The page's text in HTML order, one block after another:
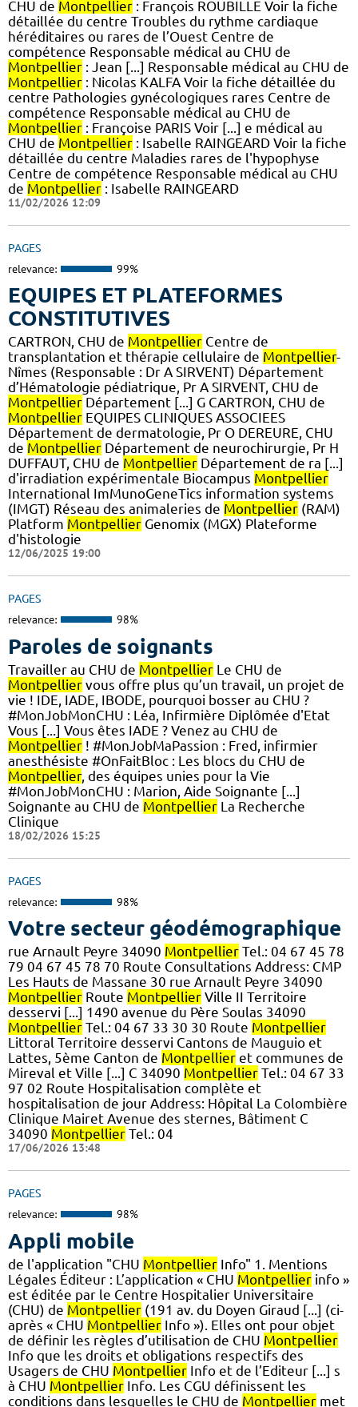
CHU de Montpellier : François ROUBILLE Voir la fiche
détaillée du centre Troubles du rythme cardiaque
héréditaires ou rares de l’Ouest Centre de
compétence Responsable médical au CHU de
Montpellier : Jean [...] Responsable médical au CHU de
Montpellier : Nicolas KALFA Voir la fiche détaillée du
centre Pathologies gynécologiques rares Centre de
compétence Responsable médical au CHU de
Montpellier : Françoise PARIS Voir [...] e médical au
CHU de Montpellier : Isabelle RAINGEARD Voir la fiche
détaillée du centre Maladies rares de l'hypophyse
Centre de compétence Responsable médical au CHU
de Montpellier : Isabelle RAINGEARD
11/02/2026 12:09
PAGES
relevance: 99%
EQUIPES ET PLATEFORMES
CONSTITUTIVES
CARTRON, CHU de Montpellier Centre de
transplantation et thérapie cellulaire de Montpellier-
Nîmes (Responsable : Dr A SIRVENT) Département
d’Hématologie pédiatrique, Pr A SIRVENT, CHU de
Montpellier Département [...] G CARTRON, CHU de
Montpellier EQUIPES CLINIQUES ASSOCIEES
Département de dermatologie, Pr O DEREURE, CHU
de Montpellier Département de neurochirurgie, Pr H
DUFFAUT, CHU de Montpellier Département de ra [...]
d'irradiation expérimentale Biocampus Montpellier
International ImMunoGeneTics information systems
(IMGT) Réseau des animaleries de Montpellier (RAM)
Platform Montpellier Genomix (MGX) Plateforme
d'histologie
12/06/2025 19:00
PAGES
relevance: 98%
Paroles de soignants
Travailler au CHU de Montpellier Le CHU de
Montpellier vous offre plus qu’un travail, un projet de
vie ! IDE, IADE, IBODE, pourquoi bosser au CHU ?
#MonJobMonCHU : Léa, Infirmière Diplômée d'Etat
Vous [...] Vous êtes IADE ? Venez au CHU de
Montpellier ! #MonJobMaPassion : Fred, infirmier
anesthésiste #OnFaitBloc : Les blocs du CHU de
Montpellier, des équipes unies pour la Vie
#MonJobMonCHU : Marion, Aide Soignante [...]
Soignante au CHU de Montpellier La Recherche
Clinique
18/02/2026 15:25
PAGES
relevance: 98%
Votre secteur géodémographique
rue Arnault Peyre 34090 Montpellier Tel.: 04 67 45 78
79 04 67 45 78 70 Route Consultations Address: CMP
Les Hauts de Massane 30 rue Arnault Peyre 34090
Montpellier Route Montpellier Ville II Territoire
desservi [...] 1490 avenue du Père Soulas 34090
Montpellier Tel.: 04 67 33 30 30 Route Montpellier
Littoral Territoire desservi Cantons de Mauguio et
Lattes, 5ème Canton de Montpellier et communes de
Mireval et Ville [...] C 34090 Montpellier Tel.: 04 67 33
97 02 Route Hospitalisation complète et
hospitalisation de jour Address: Hôpital La Colombière
Clinique Mairet Avenue des sternes, Bâtiment C
34090 Montpellier Tel.: 04
17/06/2026 13:48
PAGES
relevance: 98%
Appli mobile
de l'application "CHU Montpellier Info" 1. Mentions
Légales Éditeur : L’application « CHU Montpellier info »
est éditée par le Centre Hospitalier Universitaire
(CHU) de Montpellier (191 av. du Doyen Giraud [...] (ci-
après « CHU Montpellier Info »). Elles ont pour objet
de définir les règles d’utilisation de CHU Montpellier
Info que les droits et obligations respectifs des
Usagers de CHU Montpellier Info et de l’Editeur [...] s
à CHU Montpellier Info. Les CGU définissent les
conditions dans lesquelles le CHU de Montpellier met